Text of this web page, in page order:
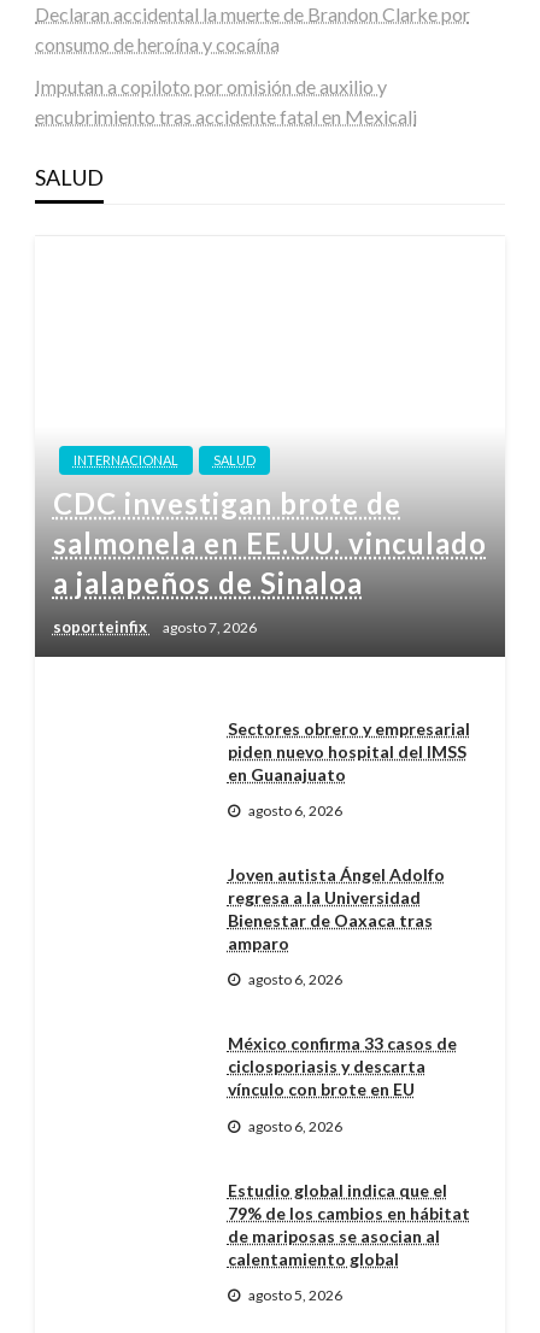
Declaran accidental la muerte de Brandon Clarke por
consumo de heroína y cocaína
Imputan a copiloto por omisión de auxilio y
encubrimiento tras accidente fatal en Mexicali
SALUD
INTERNACIONAL SALUD
CDC investigan brote de
salmonela en EE.UU. vinculado
a jalapeños de Sinaloa
soporteinfix agosto 7, 2026
Sectores obrero y empresarial
piden nuevo hospital del IMSS
en Guanajuato
agosto 6, 2026
Joven autista Ángel Adolfo
regresa a la Universidad
Bienestar de Oaxaca tras
amparo
agosto 6, 2026
México confirma 33 casos de
ciclosporiasis y descarta
vínculo con brote en EU
agosto 6, 2026
Estudio global indica que el
79% de los cambios en hábitat
de mariposas se asocian al
calentamiento global
agosto 5, 2026